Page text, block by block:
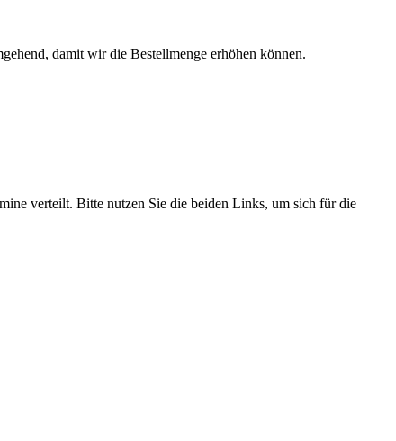
damit wir die Bestellmenge erhöhen können.
verteilt. Bitte nutzen Sie die beiden Links, um sich für die